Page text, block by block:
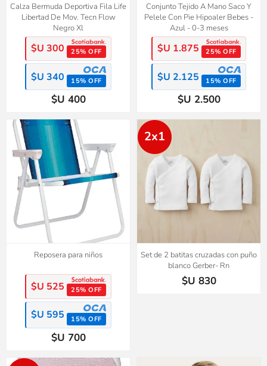
Calza Bermuda Deportiva Fila Life
Libertad De Mov. Tecn Flow
Negro Xl
$U 300 25% OFF
$U 340 15% OFF
$U 400
Conjunto Tejido A Mano Saco Y
Pelele Con Pie Hipoaler Bebes -
Azul - 0-3 meses
$U 1.875 25% OFF
$U 2.125 15% OFF
$U 2.500
Reposera para niños
$U 525 25% OFF
$U 595 15% OFF
$U 700
2x1
Set de 2 batitas cruzadas con puño
blanco Gerber- Rn
$U 830